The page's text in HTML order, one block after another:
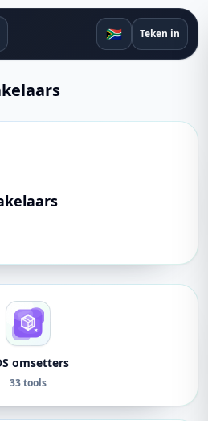
gereedskap 🇿🇦 Teken in
omsetters
33 tools